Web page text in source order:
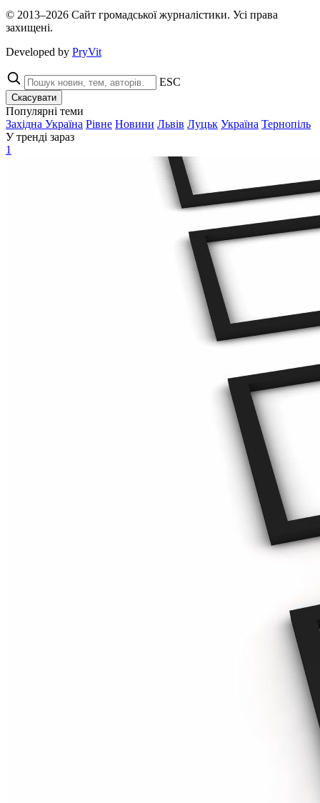
© 2013–2026 Сайт громадської журналістики. Усі права
захищені.
Developed by PryVit
ESC
Скасувати
Популярні теми
Західна Україна Рівне Новини Львів Луцьк Україна Тернопіль
У тренді зараз
1